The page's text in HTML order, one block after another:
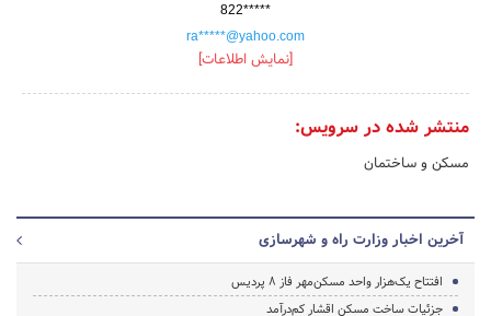
822*****
ra*****@yahoo.com
[نمایش اطلاعات]
منتشر شده در سرویس:
مسکن و ساختمان
آخرین اخبار وزارت راه و شهرسازی
افتتاح یک‌هزار واحد مسکن‌مهر فاز ۸ پردیس
جزئیات ساخت مسکن اقشار کم‌درآمد